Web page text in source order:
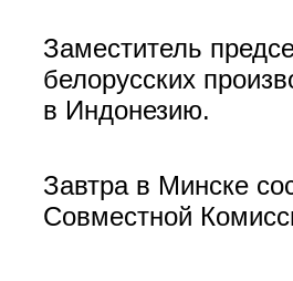
Заместитель
белорусских
в Индонезию.
Завтра в Минске
Совместной